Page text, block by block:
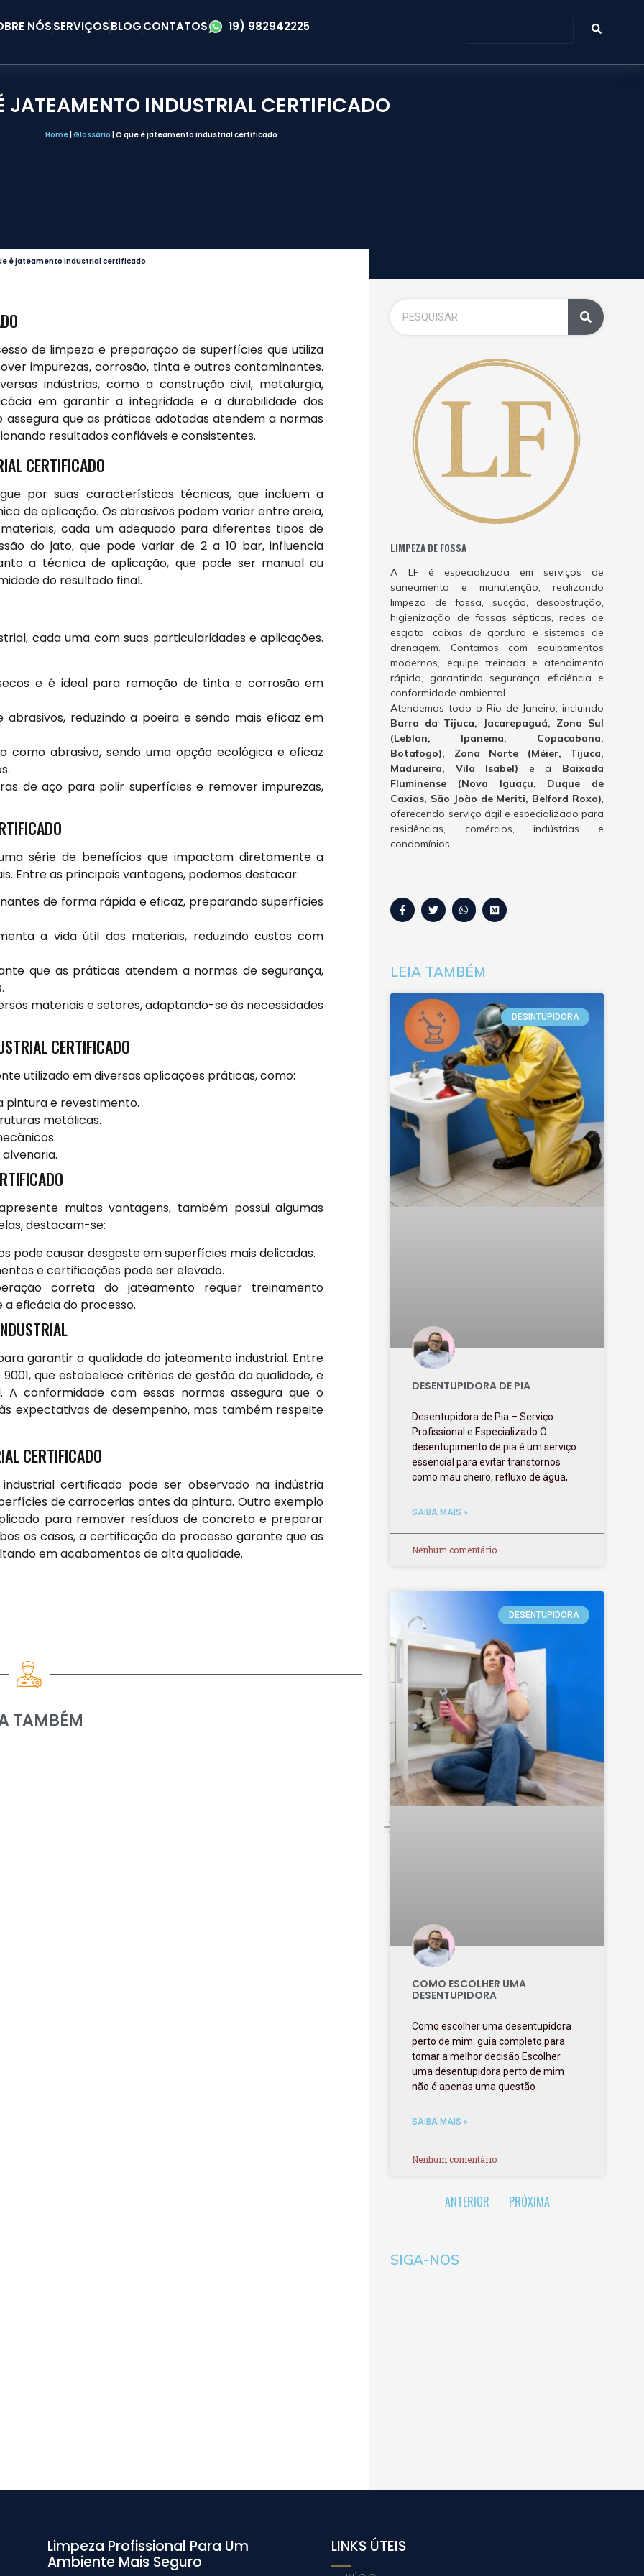
NÓSSERVIÇOSBLOGCONTATOS 19) 982942225
JATEAMENTO INDUSTRIAL CERTIFICADO
Home| Glossário O que é jateamento industrial certificado
é jateamento industrial certificado
de limpeza e preparação de superfícies que utiliza
impurezas, corrosão, tinta e outros contaminantes.
indústrias, como a construção civil, metalurgia,
em garantir a integridade e a durabilidade dos
que as práticas adotadas atendem a normas
resultados confiáveis e consistentes.
CERTIFICADO
por suas características técnicas, que incluem a
de aplicação. Os abrasivos podem variar entre areia,
cada um adequado para diferentes tipos de
do jato, que pode variar de 2 a 10 bar, influencia
a técnica de aplicação, que pode ser manual ou
do resultado final.
cada uma com suas particularidades e aplicações.
e é ideal para remoção de tinta e corrosão em
reduzindo a poeira e sendo mais eficaz em
como abrasivo, sendo uma opção ecológica e eficaz
de aço para polir superfícies e remover impurezas,
série de benefícios que impactam diretamente a
Entre as principais vantagens, podemos destacar:
de forma rápida e eficaz, preparando superfícies
a vida útil dos materiais, reduzindo custos com
que as práticas atendem a normas de segurança,
materiais e setores, adaptando-se às necessidades
CERTIFICADO
utilizado em diversas aplicações práticas, como:
pintura e revestimento.
metálicas.
muitas vantagens, também possui algumas
destacam-se:
pode causar desgaste em superfícies mais delicadas.
e certificações pode ser elevado.
correta do jateamento requer treinamento
eficácia do processo.
garantir a qualidade do jateamento industrial. Entre
que estabelece critérios de gestão da qualidade, e
A conformidade com essas normas assegura que o
expectativas de desempenho, mas também respeite
CERTIFICADO
certificado pode ser observado na indústria
de carrocerias antes da pintura. Outro exemplo
para remover resíduos de concreto e preparar
os casos, a certificação do processo garante que as
em acabamentos de alta qualidade.
TAMBÉM
LIMPEZA DE FOSSA
A LF é especializada em serviços de
saneamento e manutenção, realizando
limpeza de fossa, sucção, desobstrução,
higienização de fossas sépticas, redes de
esgoto, caixas de gordura e sistemas de
drenagem. Contamos com equipamentos
modernos, equipe treinada e atendimento
rápido, garantindo segurança, eficiência e
conformidade ambiental.
Atendemos todo o Rio de Janeiro, incluindo
Barra da Tijuca, Jacarepaguá, Zona Sul
(Leblon, Ipanema, Copacabana,
Botafogo), Zona Norte (Méier, Tijuca,
Madureira, Vila Isabel) e a Baixada
Fluminense (Nova Iguaçu, Duque de
Caxias, São João de Meriti, Belford Roxo),
oferecendo serviço ágil e especializado para
residências, comércios, indústrias e
condomínios.
LEIA TAMBÉM
DESINTUPIDORA
DESENTUPIDORA DE PIA
Desentupidora de Pia – Serviço
Profissional e Especializado O
desentupimento de pia é um serviço
essencial para evitar transtornos
como mau cheiro, refluxo de água,
SAIBA MAIS »
Nenhum comentário
DESENTUPIDORA
COMO ESCOLHER UMA
DESENTUPIDORA
Como escolher uma desentupidora
perto de mim: guia completo para
tomar a melhor decisão Escolher
uma desentupidora perto de mim
não é apenas uma questão
SAIBA MAIS »
Nenhum comentário
ANTERIOR PRÓXIMA
SIGA-NOS
Limpeza Profissional Para Um
Ambiente Mais Seguro
LINKS ÚTEIS